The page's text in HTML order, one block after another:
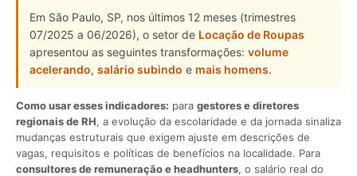
Em São Paulo, SP, nos últimos 12 meses (trimestres
07/2025 a 06/2026), o setor de Locação de Roupas
apresentou as seguintes transformações: volume
acelerando, salário subindo e mais homens.
Como usar esses indicadores: para gestores e diretores
regionais de RH, a evolução da escolaridade e da jornada sinaliza
mudanças estruturais que exigem ajuste em descrições de
vagas, requisitos e políticas de benefícios na localidade. Para
consultores de remuneração e headhunters, o salário real do